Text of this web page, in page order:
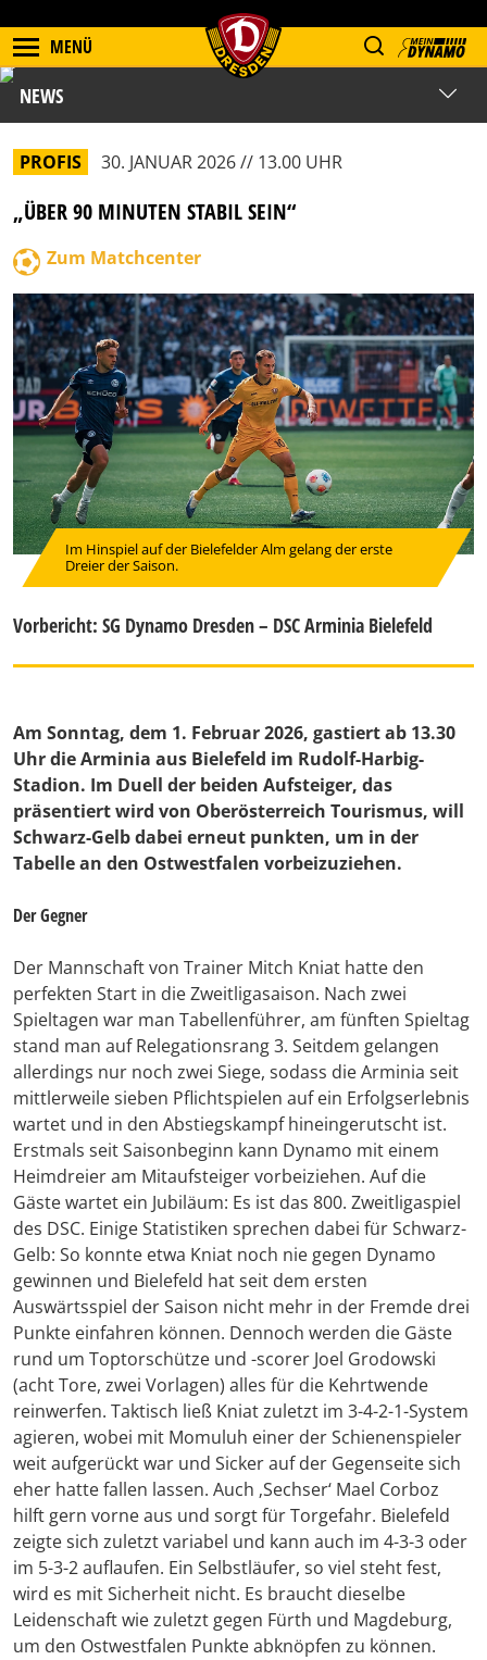
MENÜ
NEWS
PROFIS 30. JANUAR 2026 // 13.00 UHR
„ÜBER 90 MINUTEN STABIL SEIN“
Zum Matchcenter
Im Hinspiel auf der Bielefelder Alm gelang der erste
Dreier der Saison.
Vorbericht: SG Dynamo Dresden – DSC Arminia Bielefeld
Am Sonntag, dem 1. Februar 2026, gastiert ab 13.30
Uhr die Arminia aus Bielefeld im Rudolf-Harbig-
Stadion. Im Duell der beiden Aufsteiger, das
präsentiert wird von Oberösterreich Tourismus, will
Schwarz-Gelb dabei erneut punkten, um in der
Tabelle an den Ostwestfalen vorbeizuziehen.
Der Gegner
Der Mannschaft von Trainer Mitch Kniat hatte den
perfekten Start in die Zweitligasaison. Nach zwei
Spieltagen war man Tabellenführer, am fünften Spieltag
stand man auf Relegationsrang 3. Seitdem gelangen
allerdings nur noch zwei Siege, sodass die Arminia seit
mittlerweile sieben Pflichtspielen auf ein Erfolgserlebnis
wartet und in den Abstiegskampf hineingerutscht ist.
Erstmals seit Saisonbeginn kann Dynamo mit einem
Heimdreier am Mitaufsteiger vorbeiziehen. Auf die
Gäste wartet ein Jubiläum: Es ist das 800. Zweitligaspiel
des DSC. Einige Statistiken sprechen dabei für Schwarz-
Gelb: So konnte etwa Kniat noch nie gegen Dynamo
gewinnen und Bielefeld hat seit dem ersten
Auswärtsspiel der Saison nicht mehr in der Fremde drei
Punkte einfahren können. Dennoch werden die Gäste
rund um Toptorschütze und -scorer Joel Grodowski
(acht Tore, zwei Vorlagen) alles für die Kehrtwende
reinwerfen. Taktisch ließ Kniat zuletzt im 3-4-2-1-System
agieren, wobei mit Momuluh einer der Schienenspieler
weit aufgerückt war und Sicker auf der Gegenseite sich
eher hatte fallen lassen. Auch ‚Sechser‘ Mael Corboz
hilft gern vorne aus und sorgt für Torgefahr. Bielefeld
zeigte sich zuletzt variabel und kann auch im 4-3-3 oder
im 5-3-2 auflaufen. Ein Selbstläufer, so viel steht fest,
wird es mit Sicherheit nicht. Es braucht dieselbe
Leidenschaft wie zuletzt gegen Fürth und Magdeburg,
um den Ostwestfalen Punkte abknöpfen zu können.